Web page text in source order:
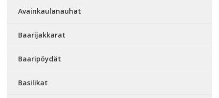
Avainkaulanauhat
Baarijakkarat
Baaripöydät
Basilikat